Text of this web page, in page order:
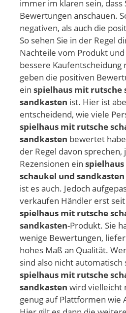
immer im klaren sein, dass
Bewertungen anschauen.
negativen, als auch die
So sehen Sie in der Regel
Nachteile vom Produkt
bessere
geben die positiven
ein spielhaus mit rutsche
sandkasten ist. Hier ist
entscheidend, wie viele
spielhaus mit rutsche
sandkasten bewertet
der Regel davon sprechen,
Rezensionen ein
schaukel und sandkasten
ist es auch. Jedoch
verkaufen Händler erst
spielhaus mit rutsche
sandkasten-Produkt. Sie
wenige Bewertungen,
hohes Maß an Qualität.
sind also nicht automatisch
spielhaus mit rutsche
sandkasten wird vielleicht
genug auf Plattformen wie